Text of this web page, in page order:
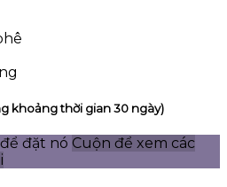
khoảng thời gian 30 ngày)
đặt nó Cuộn để xem các